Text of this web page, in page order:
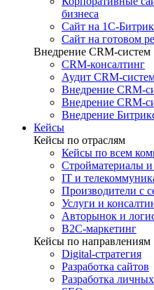
бизнеса
Сайт на 1С-
Сайт на готовом
Внедрение CRM-систем
CRM-консалтинг
Аудит CRM-
Внедрение CRM-
Внедрение CRM-
Внедрение
Кейсы
Кейсы по отраслям
Кейсы по всем
Стройматериалы
IT и
Производители с
Услуги и
Авторынок и
B2С-маркетинг
Кейсы по направлениям
Digital-стратегия
Разработка сайтов
Разработка